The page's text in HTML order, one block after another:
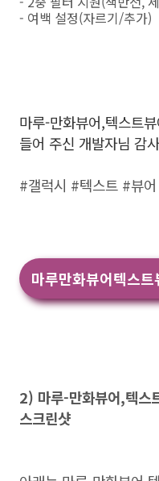
- 여백 설정(자르기/추가)
마루-만화뷰어,텍스트
들어 주신 개발자님 감
#갤럭시 #텍스트 #뷰
2) 마루-만화뷰어,텍스
스크린샷